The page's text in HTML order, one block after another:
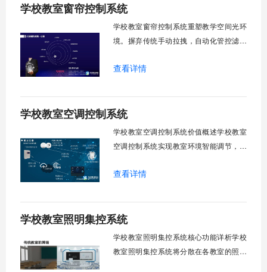
排效果显著，延长窗帘使用寿命，降低学
学校教室窗帘控制系统
学校教室窗帘控制系统重塑教学空间光环
境。摒弃传统手动拉拽，自动化管控滤除
足，节能降耗。精准适配多媒体教学、考
能智慧校园生态升级。智能光感调节1. 动
态光照追踪实时捕捉室外照度参数。光照
查看详情
学校教室空调控制系统
学校教室空调控制系统价值概述学校教室
空调控制系统实现教室环境智能调节，提
管理全校空调设备，远程监控运行状态，
警。管理人员通过平台统一管控，减少人
工巡检工作量，延长设备使用寿命，节约
查看详情
学校教室照明集控系统
学校教室照明集控系统核心功能详析学校
教室照明集控系统将分散在各教室的照明